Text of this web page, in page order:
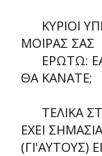
ΚΥΡΙΟΙ
ΜΟΙΡΑΣ ΣΑΣ
ΕΡΩΤΩ:
ΘΑ ΚΑΝΑΤΕ;
ΤΕΛΙΚΑ
ΕΧΕΙ
(ΓΙ'ΑΥΤΟΥΣ)